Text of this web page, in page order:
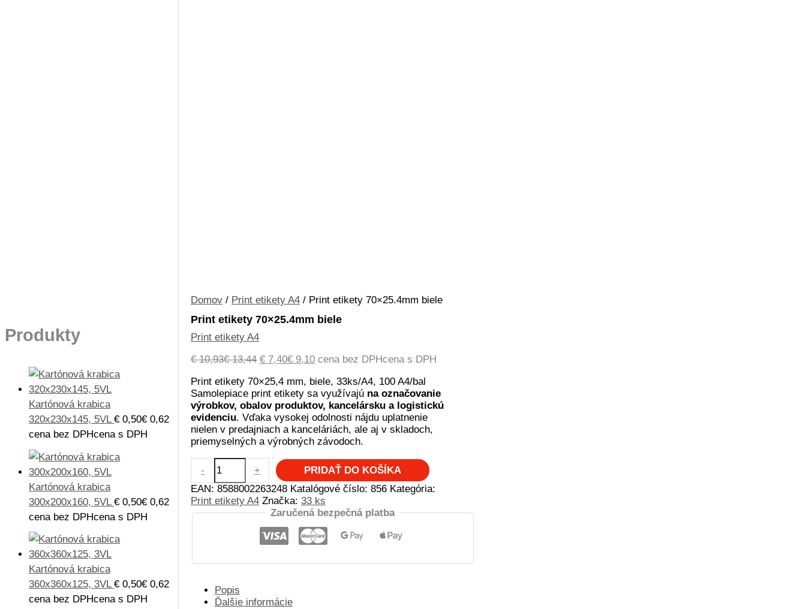
Produkty
Kartónová krabica
320x230x145, 5VL € 0,50€ 0,62
cena bez DPHcena s DPH
Kartónová krabica
300x200x160, 5VL € 0,50€ 0,62
cena bez DPHcena s DPH
Kartónová krabica
360x360x125, 3VL € 0,50€ 0,62
cena bez DPHcena s DPH
Domov / Print etikety A4 / Print etikety 70×25.4mm biele
Print etikety 70×25.4mm biele
Print etikety A4
€10,93€13,44 Pôvodná
bola:
€ 10,93€ 13,44.
€ 7,40€ 9,10Aktuálna
je:
€ 7,40€ 9,10.
cena bez DPHcena s DPH
Print etikety 70×25,4 mm, biele, 33ks/A4, 100 A4/bal
Samolepiace print etikety sa využívajú na označovanie
výrobkov, obalov produktov, kancelársku a logistickú
evidenciu. Vďaka vysokej odolnosti nájdu uplatnenie
nielen v predajniach a kanceláriách, ale aj v skladoch,
priemyselných a výrobných závodoch.
-
množstvo
Print
etikety
70x25.4mm
biele
+
PRIDAŤ DO KOŠÍKA
EAN: 8588002263248 Katalógové číslo: 856 Kategória:
Print etikety A4 Značka: 33 ks
Zaručená bezpečná platba
Popis
Ďalšie informácie